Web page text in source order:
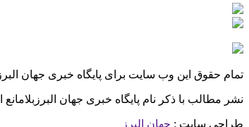
تمام حقوق این وب سایت برای پایگاه خبری جهان
نشر مطالب با ذکر نام پایگاه خبری جهان
طراحی سایت : جهان البرز